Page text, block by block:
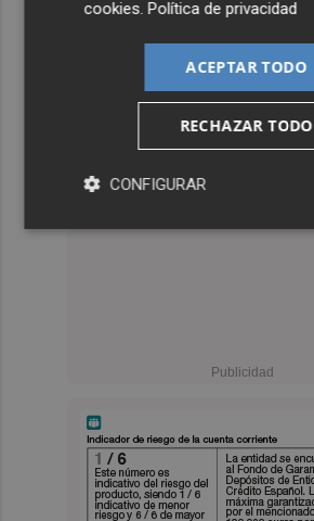
cookies .Política de privacidad
ACEPTAR TODO
RECHAZAR TODO
CONFIGURAR